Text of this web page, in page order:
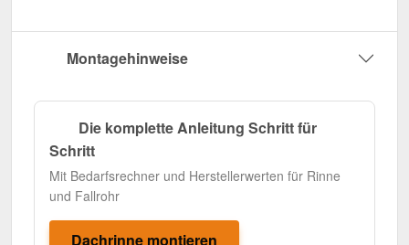
Montagehinweise
Die komplette Anleitung Schritt für
Schritt
Mit Bedarfsrechner und Herstellerwerten für Rinne
und Fallrohr
Dachrinne montieren